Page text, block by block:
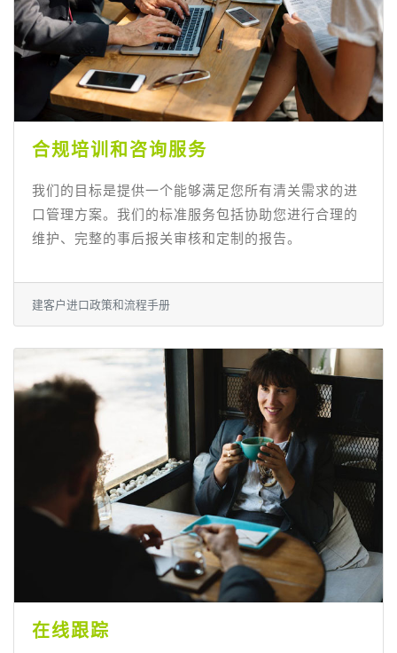
合规培训和咨询服务
我们的目标是提供一个能够满足您所有清关需求的进
口管理方案。我们的标准服务包括协助您进行合理的
维护、完整的事后报关审核和定制的报告。
建客户进口政策和流程手册
在线跟踪